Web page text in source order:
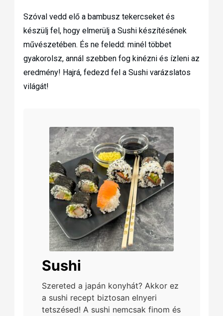
Szóval vedd elő a bambusz tekercseket és
készülj fel, hogy elmerülj a Sushi készítésének
művészetében. És ne feledd: minél többet
gyakorolsz, annál szebben fog kinézni és ízleni az
eredmény! Hajrá, fedezd fel a Sushi varázslatos
világát!
Sushi
Szereted a japán konyhát? Akkor ez
a sushi recept biztosan elnyeri
tetszésed! A sushi nemcsak finom és